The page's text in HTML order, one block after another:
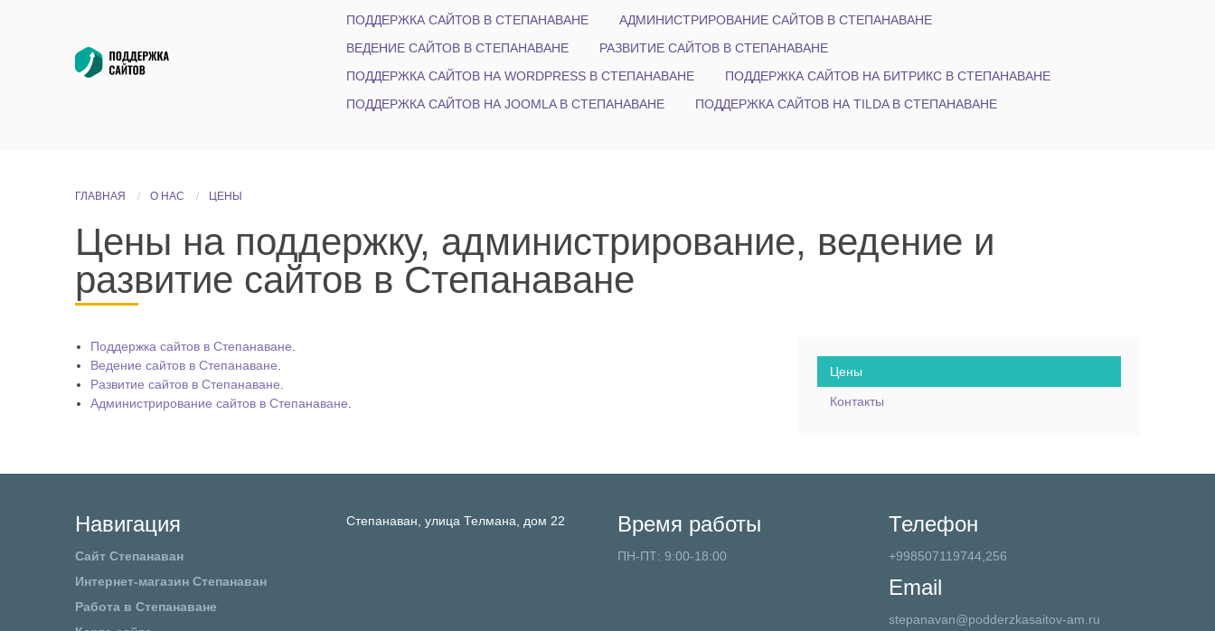
ПОДДЕРЖКА САЙТОВ В СТЕПАНАВАНЕ
АДМИНИСТРИРОВАНИЕ САЙТОВ В СТЕПАНАВАНЕ
ВЕДЕНИЕ САЙТОВ В СТЕПАНАВАНЕ
РАЗВИТИЕ САЙТОВ В СТЕПАНАВАНЕ
ПОДДЕРЖКА САЙТОВ НА WORDPRESS В СТЕПАНАВАНЕ
ПОДДЕРЖКА САЙТОВ НА БИТРИКС В СТЕПАНАВАНЕ
ПОДДЕРЖКА САЙТОВ НА JOOMLA В СТЕПАНАВАНЕ
ПОДДЕРЖКА САЙТОВ НА TILDA В СТЕПАНАВАНЕ
ГЛАВНАЯ О НАС ЦЕНЫ
Цены на поддержку, администрирование, ведение и
развитие сайтов в Степанаване
Цены
Контакты
Прайс-
лист
Поддержка сайтов в Степанаване
Ведение сайтов в Степанаване
Развитие сайтов в Степанаване
Администрирование сайтов в Степанаване
Навигация
Сайт Степанаван
Интернет-магазин Степанаван
Работа в Степанаване
Степанаван, улица Телмана, дом 22 Телефон
+998507119744,256
Email
stepanavan@podderzkasaitov-am.ru
Время работы
ПН-ПТ: 9:00-18:00